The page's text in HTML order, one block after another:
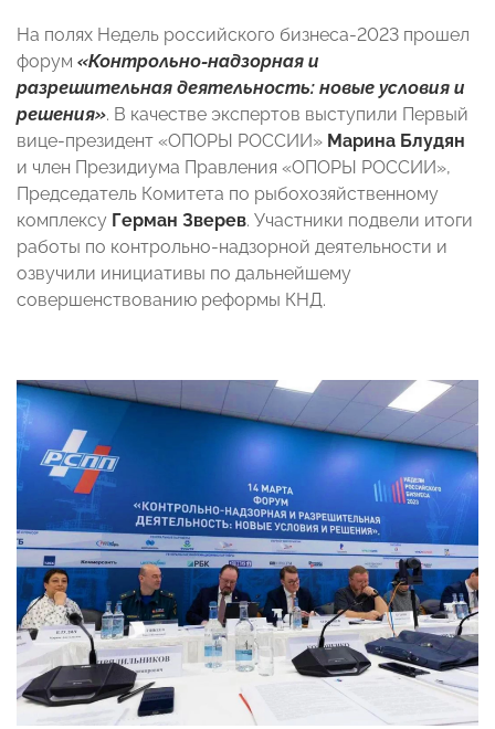
На полях Недель российского бизнеса-2023 прошел
форум «Контрольно-надзорная и
разрешительная деятельность: новые условия и
решения». В качестве экспертов выступили Первый
вице-президент «ОПОРЫ РОССИИ» Марина Блудян
и член Президиума Правления «ОПОРЫ РОССИИ»,
Председатель Комитета по рыбохозяйственному
комплексу Герман Зверев. Участники подвели итоги
работы по контрольно-надзорной деятельности и
озвучили инициативы по дальнейшему
совершенствованию реформы КНД.